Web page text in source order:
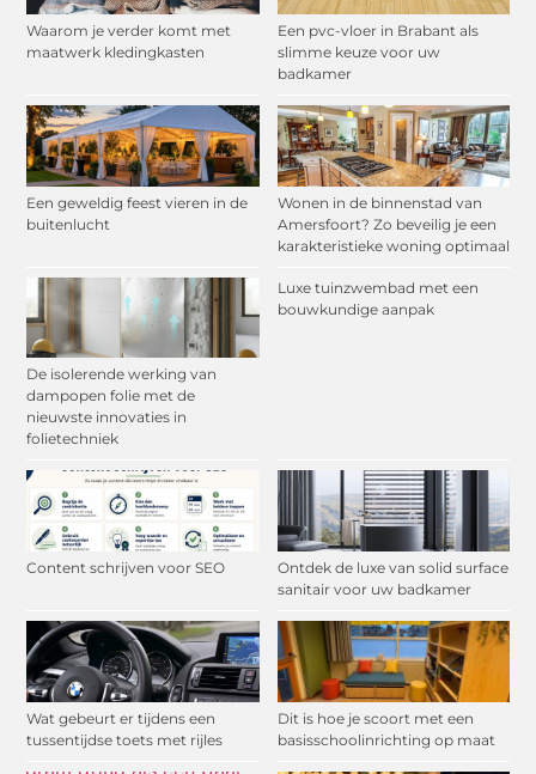
Waarom je verder komt met
maatwerk kledingkasten
Een pvc-vloer in Brabant als
slimme keuze voor uw
badkamer
Een geweldig feest vieren in de
buitenlucht
Wonen in de binnenstad van
Amersfoort? Zo beveilig je een
karakteristieke woning optimaal
De isolerende werking van
dampopen folie met de
nieuwste innovaties in
folietechniek
Luxe tuinzwembad met een
bouwkundige aanpak
Content schrijven voor SEO
Ontdek de luxe van solid surface
sanitair voor uw badkamer
Wat gebeurt er tijdens een
tussentijdse toets met rijles
Dit is hoe je scoort met een
basisschoolinrichting op maat